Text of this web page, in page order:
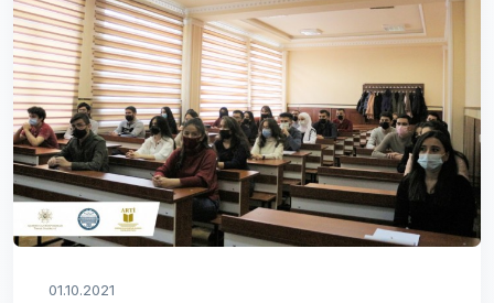
01.10.2021